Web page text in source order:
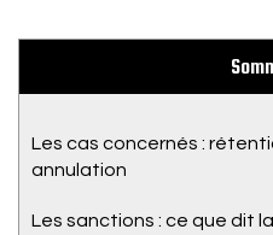
Les cas concernés :
annulation
Les sanctions : ce que dit